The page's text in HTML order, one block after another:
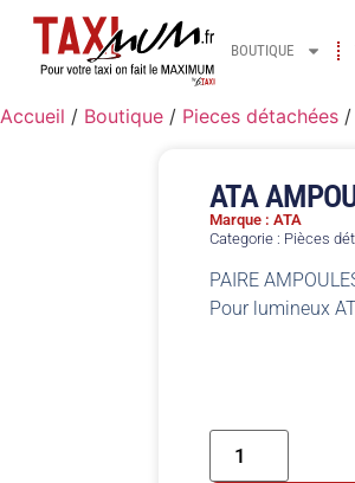
BOUTIQUE
Accueil / Boutique / Pieces détachées /
ATA
Marque : ATA
Categorie : Pièces
PAIRE
Pour lumineux